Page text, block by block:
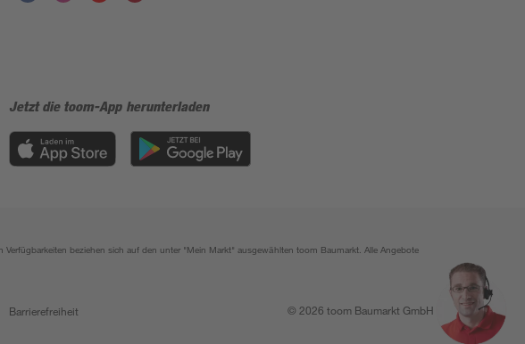
Jetzt die toom-App herunterladen
beziehen sich auf den unter "Mein Markt" ausgewählten toom Baumarkt. Alle Angebote
Barrierefreiheit © 2026 toom Baumarkt GmbH